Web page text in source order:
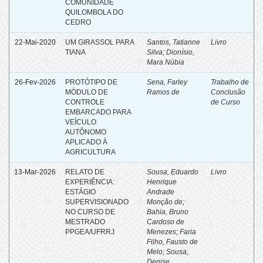
COMUNIDADE
QUILOMBOLA DO
CEDRO
22-Mai-2020
UM GIRASSOL PARA
TIANA
Santos, Tatianne
Silva; Dionísio,
Mara Núbia
Livro
26-Fev-2026
PROTÓTIPO DE
MÓDULO DE
CONTROLE
EMBARCADO PARA
VEÍCULO
AUTÔNOMO
APLICADO À
AGRICULTURA
Sena, Farley
Ramos de
Trabalho de
Conclusão
de Curso
13-Mar-2026
RELATO DE
EXPERIÊNCIA:
ESTÁGIO
SUPERVISIONADO
NO CURSO DE
MESTRADO
PPGEA/UFRRJ
Sousa, Eduardo
Henrique
Andrade
Monção de;
Bahia, Bruno
Cardoso de
Menezes; Faria
Filho, Fausto de
Melo; Sousa,
Livro